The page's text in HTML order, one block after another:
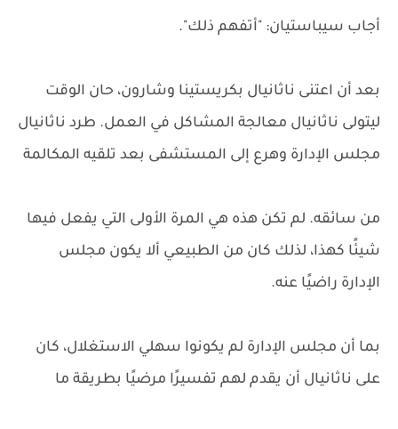
أجاب سيباستيان: "أتفهم ذلك".
بعد أن اعتنى ناثانيال بكريستينا وشارون، حان الوقت
ليتولى ناثانيال معالجة المشاكل في العمل. طرد ناثانيال
مجلس الإدارة وهرع إلى المستشفى بعد تلقيه المكالمة
من سائقه. لم تكن هذه هي المرة الأولى التي يفعل فيها
شيئًا كهذا، لذلك كان من الطبيعي ألا يكون مجلس
الإدارة راضيًا عنه.
بما أن مجلس الإدارة لم يكونوا سهلي الاستغلال، كان
على ناثانيال أن يقدم لهم تفسيرًا مرضيًا بطريقة ما